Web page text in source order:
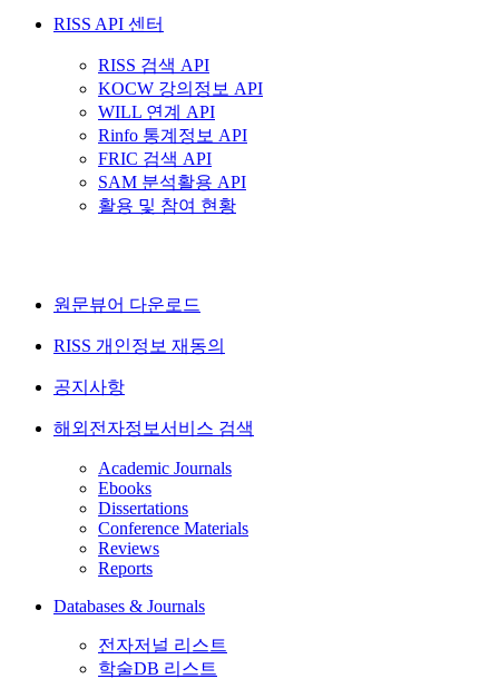
RISS API 센터
RISS 검색 API
KOCW 강의정보 API
WILL 연계 API
Rinfo 통계정보 API
FRIC 검색 API
SAM 분석활용 API
활용 및 참여 현황
원문뷰어 다운로드
RISS 개인정보 재동의
공지사항
해외전자정보서비스 검색
Academic Journals
Ebooks
Dissertations
Conference Materials
Reviews
Reports
Databases & Journals
전자저널 리스트
학술DB 리스트